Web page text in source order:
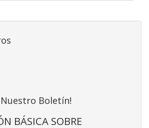
Nuestro Boletín!
BÁSICA SOBRE